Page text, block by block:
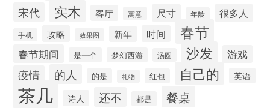
宋代 实木 客厅 寓意 尺寸 年龄 很多人
手机 攻略 效果图 新年 时间 春节
春节期间 是一个 梦幻西游 汤圆 沙发 游戏
疫情 的人 的是 礼物 红包 自己的 英语
茶几 诗人 还不 都是 餐桌